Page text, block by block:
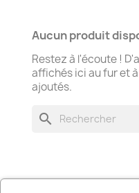
Aucun produit
Restez à l'écoute !
affichés ici au fur et
ajoutés.
search